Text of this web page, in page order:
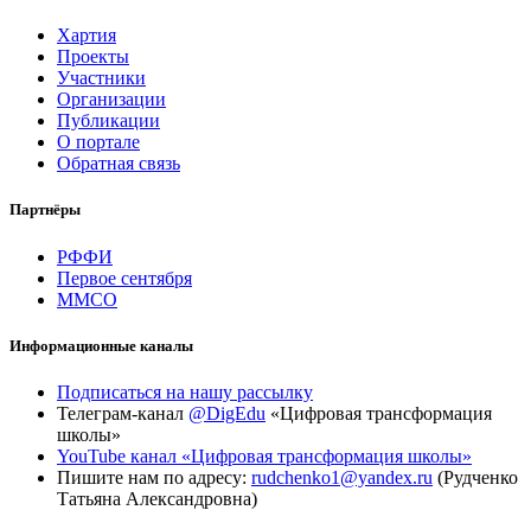
Хартия
Проекты
Участники
Организации
Публикации
О портале
Обратная связь
Партнёры
РФФИ
Первое сентября
ММСО
Информационные каналы
Подписаться на нашу рассылку
Телеграм-канал @DigEdu «Цифровая трансформация
школы»
YouTube канал «Цифровая трансформация школы»
Пишите нам по адресу: rudchenko1@yandex.ru (Рудченко
Татьяна Александровна)